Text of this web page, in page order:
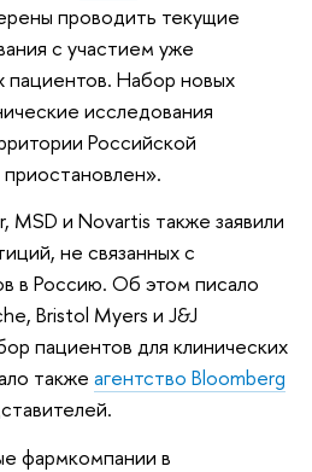
проводить текущие
с участием уже
пациентов. Набор новых
исследования
Российской
MSD и Novartis также заявили
не связанных с
в Россию. Об этом писало
Bristol Myers и J&J
пациентов для клинических
также агентство Bloomberg
фармкомпании в